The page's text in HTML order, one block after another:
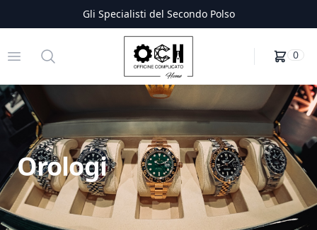
Gli Specialisti del Secondo Polso
Open menu
Search
Officine Complicato
0
Orologi